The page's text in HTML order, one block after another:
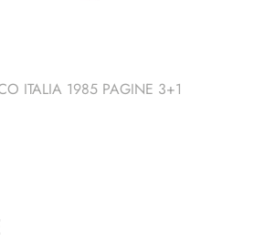
ITALIA 1985 PAGINE 3+1